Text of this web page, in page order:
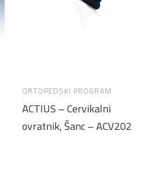
ORTOPEDSKI PROGRAM
ACTIUS – Cervikalni
ovratnik, Šanc – ACV202